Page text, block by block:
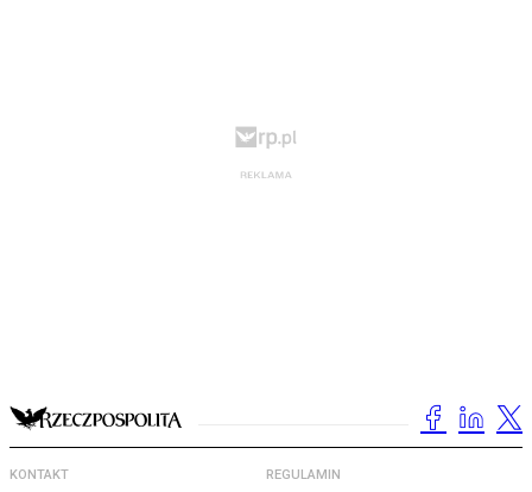
KONTAKT REGULAMIN